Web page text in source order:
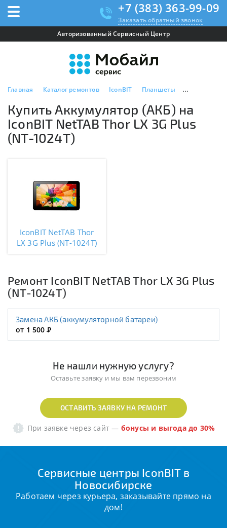
+7 (383) 363-99-09
Заказать обратный звонок
Авторизованный Сервисный Центр
Главная Каталог ремонтов IconBIT Планшеты IconBIT
Купить Аккумулятор (АКБ) на
IconBIT NetTAB Thor LX 3G Plus
(NT-1024T)
IconBIT NetTAB Thor
LX 3G Plus (NT-1024T)
Ремонт IconBIT NetTAB Thor LX 3G Plus
(NT-1024T)
Замена АКБ (аккумуляторной батареи)
от 1 500Р
Не нашли нужную услугу?
Оставьте заявку и мы вам перезвоним
ОСТАВИТЬ ЗАЯВКУ НА РЕМОНТ
При заявке через сайт — бонусы и выгода до 30%
Сервисные центры IconBIT в
Новосибирске
Работаем через курьера, заказывайте прямо на
дом!